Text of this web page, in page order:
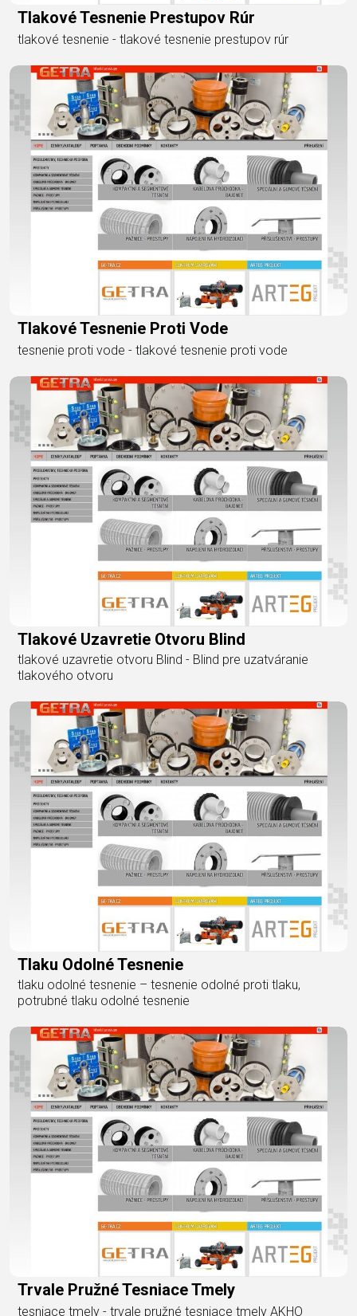
Tlakové Tesnenie Prestupov Rúr
tlakové tesnenie - tlakové tesnenie prestupov rúr
Tlakové Tesnenie Proti Vode
tesnenie proti vode - tlakové tesnenie proti vode
Tlakové Uzavretie Otvoru Blind
tlakové uzavretie otvoru Blind - Blind pre uzatváranie
tlakového otvoru
Tlaku Odolné Tesnenie
tlaku odolné tesnenie – tesnenie odolné proti tlaku,
potrubné tlaku odolné tesnenie
Trvale Pružné Tesniace Tmely
tesniace tmely - trvale pružné tesniace tmely AKHO